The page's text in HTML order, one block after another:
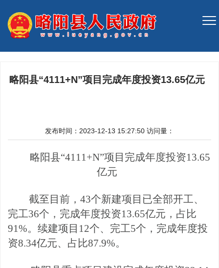
略阳县“4111+N”项目完成年度投资13.65亿元
发布时间：2023-12-13 15:27:50 访问量：
略阳县“4111+N”项目完成年度投资13.65
亿元
截至目前， 43个新建项目已全部开工、
完工36个，完成年度投资13.65亿元，占比
91%。 续建项目 12个、完工5个，完成年度投
资8.34亿元、占比87.9%。